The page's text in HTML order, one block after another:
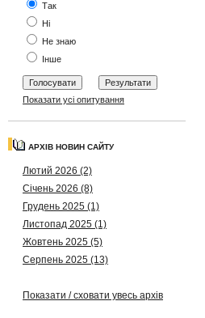
Так
Ні
Не знаю
Інше
Показати усі опитування
АРХІВ НОВИН САЙТУ
Лютий 2026 (2)
Січень 2026 (8)
Грудень 2025 (1)
Листопад 2025 (1)
Жовтень 2025 (5)
Серпень 2025 (13)
Показати / сховати увесь архів